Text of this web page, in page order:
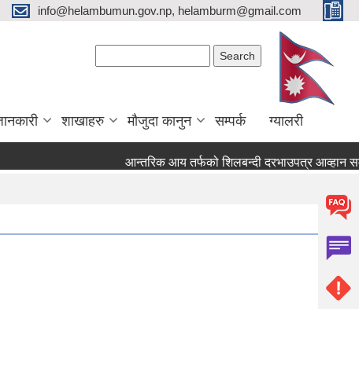
info@helambumun.gov.np, helamburm@gmail.com
शाखाहरु मौजुदा कानुन सम्पर्क ग्यालरी
आन्तरिक आय तर्फको शिलबन्दी दरभाउपत्र आव्हान